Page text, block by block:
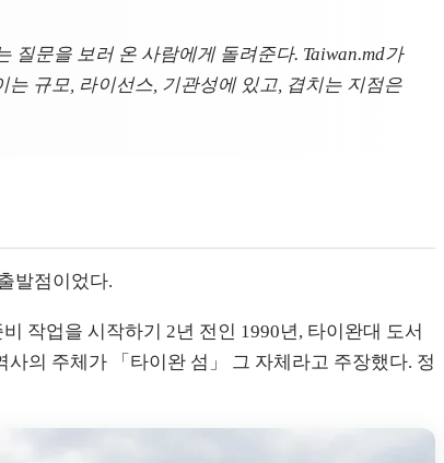
문을 보러 온 사람에게 돌려준다. Taiwan.md가
규모, 라이선스, 기관성에 있고, 겹치는 지점은
발점이었다.
비 작업을 시작하기 2년 전인 1990년, 타이완대 도서
의 주체가 「타이완 섬」 그 자체라고 주장했다. 정